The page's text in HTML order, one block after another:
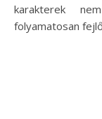
karakterek
folyamatosan